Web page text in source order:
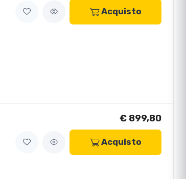
Acquisto
€ 899,80
Acquisto